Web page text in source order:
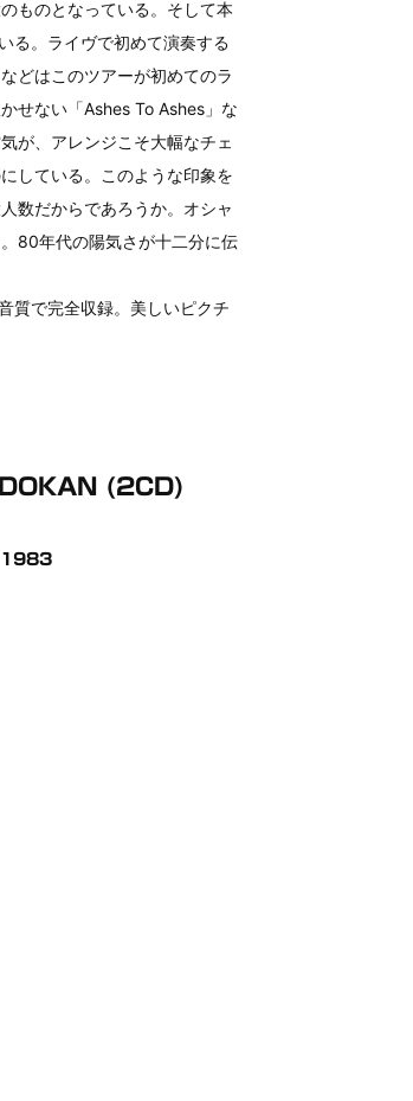
ものとなっている。そして本
る。ライヴで初めて演奏する
どはこのツアーが初めてのラ
せない「Ashes To Ashes」な
が、アレンジこそ大幅なチェ
している。このような印象を
数だからであろうか。オシャ
80年代の陽気さが十二分に伝
質で完全収録。美しいピクチ
(2CD)
1983